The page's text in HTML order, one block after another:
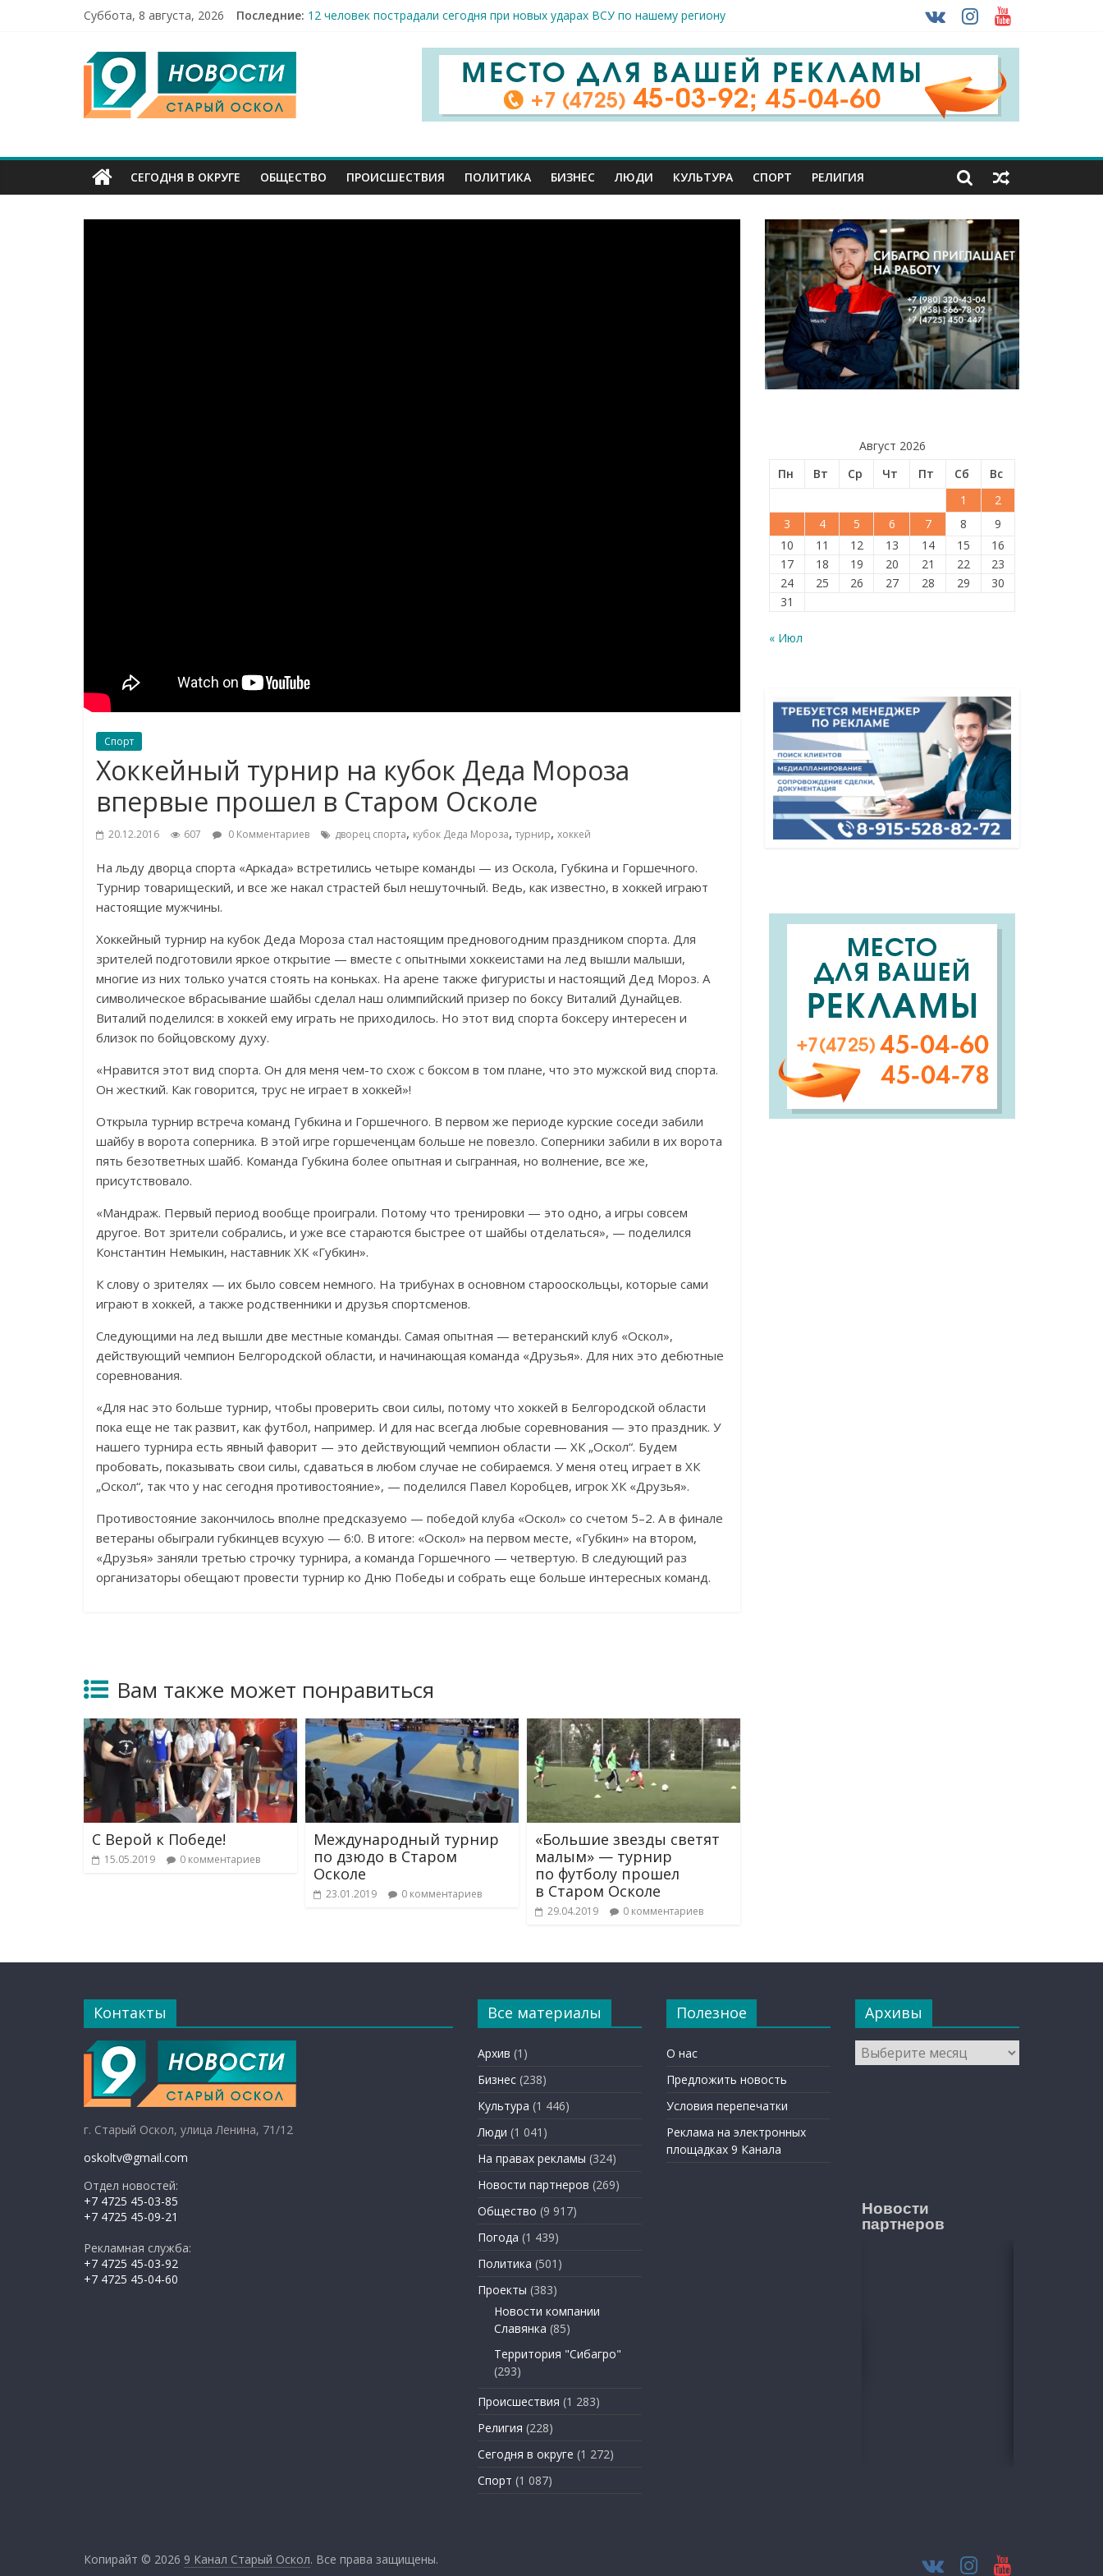
Суббота, 8 августа, 2026 Последние: Бесплатная арт-мастерская открылась в Старом Осколе
49,5 млн руб. похитили мошенники у жителей Белгородчины под предлогом ввоза машин из-за рубежа
Строители принимают поздравления с профессиональным праздником
Праздник спорта и достижений: в Старом Осколе отметили День физкультурника
9
Канал
Старый
Оскол
СЕГОДНЯ В ОКРУГЕ ОБЩЕСТВО ПРОИСШЕСТВИЯ ПОЛИТИКА БИЗНЕС ЛЮДИ КУЛЬТУРА СПОРТ РЕЛИГИЯ
Спорт
Хоккейный турнир на кубок Деда Мороза
впервые прошел в Старом Осколе
20.12.2016 607 0 Комментариев дворец спорта, кубок Деда Мороза, турнир, хоккей
На льду дворца спорта «Аркада» встретились четыре команды — из Оскола, Губкина и Горшечного.
Турнир товарищеский, и все же накал страстей был нешуточный. Ведь, как известно, в хоккей играют
настоящие мужчины.
Хоккейный турнир на кубок Деда Мороза стал настоящим предновогодним праздником спорта. Для
зрителей подготовили яркое открытие — вместе с опытными хоккеистами на лед вышли малыши,
многие из них только учатся стоять на коньках. На арене также фигуристы и настоящий Дед Мороз. А
символическое вбрасывание шайбы сделал наш олимпийский призер по боксу Виталий Дунайцев.
Виталий поделился: в хоккей ему играть не приходилось. Но этот вид спорта боксеру интересен и
близок по бойцовскому духу.
«Нравится этот вид спорта. Он для меня чем-то схож с боксом в том плане, что это мужской вид спорта.
Он жесткий. Как говорится, трус не играет в хоккей»!
Открыла турнир встреча команд Губкина и Горшечного. В первом же периоде курские соседи забили
шайбу в ворота соперника. В этой игре горшеченцам больше не повезло. Соперники забили в их ворота
пять безответных шайб. Команда Губкина более опытная и сыгранная, но волнение, все же,
присутствовало.
«Мандраж. Первый период вообще проиграли. Потому что тренировки — это одно, а игры совсем
другое. Вот зрители собрались, и уже все стараются быстрее от шайбы отделаться», — поделился
Константин Немыкин, наставник ХК «Губкин».
К слову о зрителях — их было совсем немного. На трибунах в основном старооскольцы, которые сами
играют в хоккей, а также родственники и друзья спортсменов.
Следующими на лед вышли две местные команды. Самая опытная — ветеранский клуб «Оскол»,
действующий чемпион Белгородской области, и начинающая команда «Друзья». Для них это дебютные
соревнования.
«Для нас это больше турнир, чтобы проверить свои силы, потому что хоккей в Белгородской области
пока еще не так развит, как футбол, например. И для нас всегда любые соревнования — это праздник. У
нашего турнира есть явный фаворит — это действующий чемпион области — ХК „Оскол“. Будем
пробовать, показывать свои силы, сдаваться в любом случае не собираемся. У меня отец играет в ХК
„Оскол“, так что у нас сегодня противостояние», — поделился Павел Коробцев, игрок ХК «Друзья».
Противостояние закончилось вполне предсказуемо — победой клуба «Оскол» со счетом 5–2. А в финале
ветераны обыграли губкинцев всухую — 6:0. В итоге: «Оскол» на первом месте, «Губкин» на втором,
«Друзья» заняли третью строчку турнира, а команда Горшечного — четвертую. В следующий раз
организаторы обещают провести турнир ко Дню Победы и собрать еще больше интересных команд.
Вам также может понравиться
С Верой к Победе!
15.05.2019 0 комментариев
Международный турнир
по дзюдо в Старом
Осколе
23.01.2019 0 комментариев
«Большие звезды светят
малым» — турнир
по футболу прошел
в Старом Осколе
29.04.2019 0 комментариев
Август 2026
Пн
Вт Ср Чт Пт Сб
Вс
1
2
3
4 5 6 7 8
9
10
11 12 13 14 15
16
17
18 19 20 21 22
23
24
25 26 27 28 29
30
31
« Июл
Контакты
г. Старый Оскол, улица Ленина, 71/12
oskoltv@gmail.com
Отдел новостей:
+7 4725 45-03-85
+7 4725 45-09-21
Рекламная служба:
+7 4725 45-03-92
+7 4725 45-04-60
Все материалы
Архив (1)
Бизнес (238)
Культура (1 446)
Люди (1 041)
На правах рекламы (324)
Новости партнеров (269)
Общество (9 917)
Погода (1 439)
Политика (501)
Проекты (383)
Новости компании
Славянка (85)
Территория "Сибагро"
(293)
Происшествия (1 283)
Религия (228)
Сегодня в округе (1 272)
Спорт (1 087)
Полезное
О нас
Предложить новость
Условия перепечатки
Реклама на электронных
площадках 9 Канала
Архивы
Архивы
Новости
партнеров
Копирайт © 2026 9 Канал Старый Оскол. Все права защищены.